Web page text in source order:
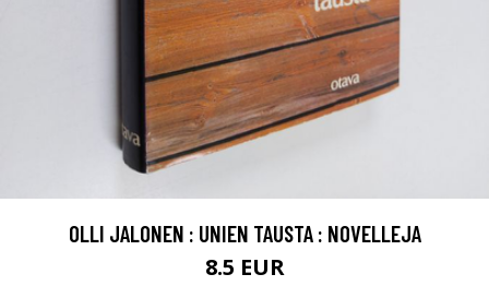
OLLI JALONEN : UNIEN TAUSTA : NOVELLEJA
8.5 EUR